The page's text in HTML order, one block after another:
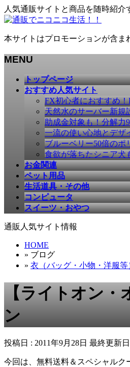
人気通販サイトと商品を随時紹介
本サイトはプロモーションが含ま
MENU
トップページ
おすすめ人気サイト
FX初心者におすすめ
天然水のサーバー新規
助成金対象も！分解力
一流の使い心地とデザ
ブルーベリー50倍のポ
食欲が落ちたシニア犬
お金関連
ペット用品
生活道具・その他
コンピュータ
スイーツ・おやつ
通販人気サイト情報
HOME
» ブログ
» 衣（バッグ・小物・洋服等
【ライトオン・
ン
投稿日 : 2011年9月28日 最終更新
今回は、無料送料＆スペシャルク